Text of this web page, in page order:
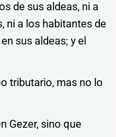
de sus aldeas, ni a
ni a los habitantes de
sus aldeas; y el
tributario, mas no lo
Gezer, sino que